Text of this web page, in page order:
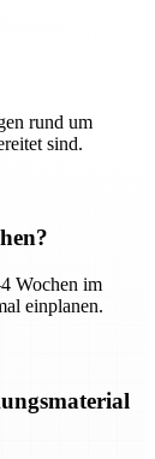
rund um
sind.
Wochen im
einplanen.